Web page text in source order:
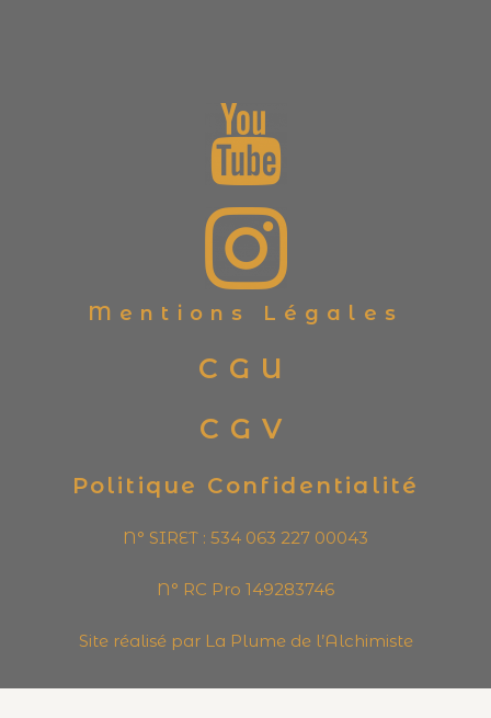
Mentions Légales
CGU
CGV
Politique Confidentialité
N° SIRET : 534 063 227 00043
N° RC Pro 149283746
Site réalisé par La Plume de l’Alchimiste